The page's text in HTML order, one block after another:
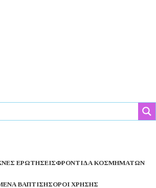
ΕΡΩΤΉΣΕΙΣΦΡΟΝΤΊΔΑ ΚΟΣΜΗΜΆΤΩΝ
ΒΆΠΤΙΣΗΣΌΡΟΙ ΧΡΉΣΗΣ